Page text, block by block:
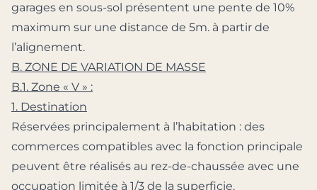
garages en sous-sol présentent une pente de 10%
maximum sur une distance de 5m. à partir de
l’alignement.
B. ZONE DE VARIATION DE MASSE
B.1. Zone « V » :
1. Destination
Réservées principalement à l’habitation : des
commerces compatibles avec la fonction principale
peuvent être réalisés au rez-de-chaussée avec une
occupation limitée à 1/3 de la superficie.